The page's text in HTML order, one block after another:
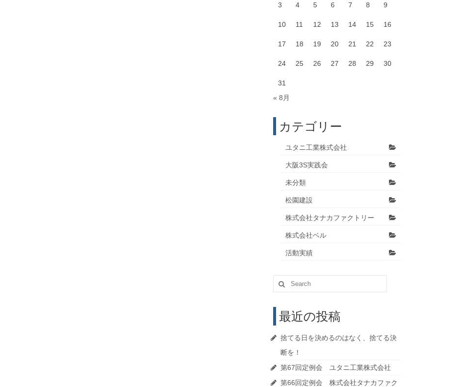
3 4 5 6 7 8 9
10 11 12 13 14 15 16
17 18 19 20 21 22 23
24 25 26 27 28 29 30
31
« 8月
カテゴリー
ユタニ工業株式会社
大阪3S実践会
未分類
松園建設
株式会社タナカファクトリー
株式会社ベル
活動実績
Search
for:
最近の投稿
捨てる日を決めるのはなく、捨てる決
断を！
第67回定例会 ユタニ工業株式会社
第66回定例会 株式会社タナカファク